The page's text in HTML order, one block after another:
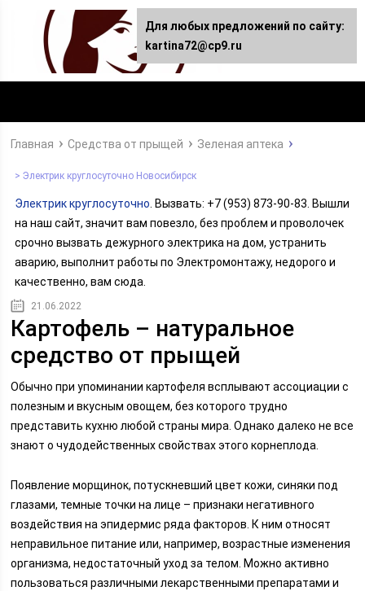
Главная Средства от прыщей Зеленая аптека
> Электрик круглосуточно Новосибирск
Электрик круглосуточно . Вызвать: +7 (953) 873-90-83. Вышли
на наш сайт, значит вам повезло, без проблем и проволочек
срочно вызвать дежурного электрика на дом, устранить
аварию, выполнит работы по Электромонтажу, недорого и
качественно, вам сюда.
21.06.2022
Картофель – натуральное
средство от прыщей
Обычно при упоминании картофеля всплывают ассоциации с
полезным и вкусным овощем, без которого трудно
представить кухню любой страны мира. Однако далеко не все
знают о чудодейственных свойствах этого корнеплода.
Появление морщинок, потускневший цвет кожи, синяки под
глазами, темные точки на лице – признаки негативного
воздействия на эпидермис ряда факторов. К ним относят
неправильное питание или, например, возрастные изменения
организма, недостаточный уход за телом. Можно активно
пользоваться различными лекарственными препаратами и
Для любых предложений по сайту:
kartina72@cp9.ru